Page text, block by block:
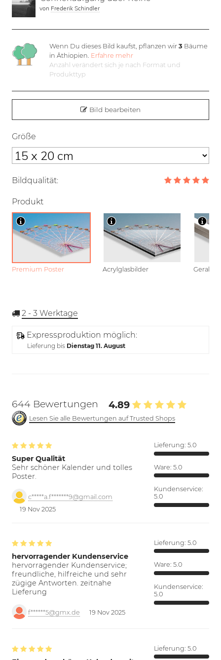
von Frederik Schindler
Wenn Du dieses Bild kaufst, pflanzen wir3 Bäume
in Äthiopien. Erfahre mehr
Anzahl verändert sich je nach Format und
Produkttyp
Bild bearbeiten
Größe
Bildqualität:
Produkt
Premium Poster Acrylglasbilder
2 - 3 Werktage
Expressproduktion möglich:
Lieferung bis Dienstag 11. August
644 Bewertungen 4.89
Lesen Sie alle Bewertungen auf Trusted Shops
Super Qualität
Sehr schöner Kalender und tolles
Poster.
c*****a.f*******9@gmail.com
19 Nov 2025
Lieferung: 5.0
Ware: 5.0
Kundenservice:
5.0
hervorragender Kundenservice
hervorragender Kundenservice;
freundliche, hilfreiche und sehr
zügige Antworten. zeitnahe
Lieferung
f******5@gmx.de 19 Nov 2025
Lieferung: 5.0
Ware: 5.0
Kundenservice:
5.0
Lieferung: 5.0